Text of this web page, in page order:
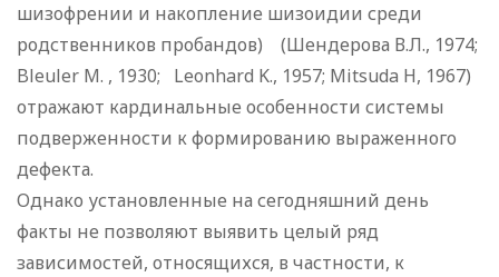
шизофрении и накопление шизоидии среди
родственников пробандов) (Шендерова В.Л., 1974;
Bleuler M. , 1930; Leonhard K., 1957; Mitsuda H, 1967)
отражают кардинальные особенности системы
подверженности к формированию выраженного
дефекта.
Однако установленные на сегодняшний день
факты не позволяют выявить целый ряд
зависимостей, относящихся, в частности, к